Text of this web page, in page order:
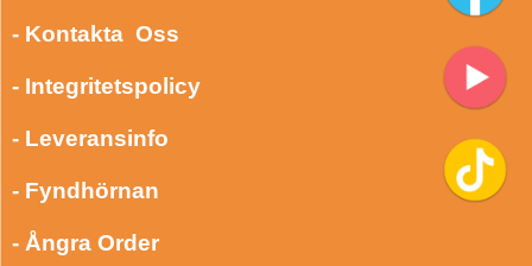
- Kontakta Oss
- Integritetspolicy
- Leveransinfo
- Fyndhörnan
- Ångra Order